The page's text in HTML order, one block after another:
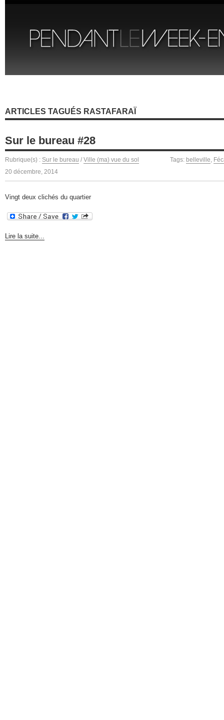
ARTICLES TAGUÉS RASTAFARAÏ
Sur le bureau #28
Rubrique(s) : Sur le bureau / Ville (ma) vue du sol Tags: belleville,
20 décembre, 2014
Vingt deux clichés du quartier
Lire la suite...